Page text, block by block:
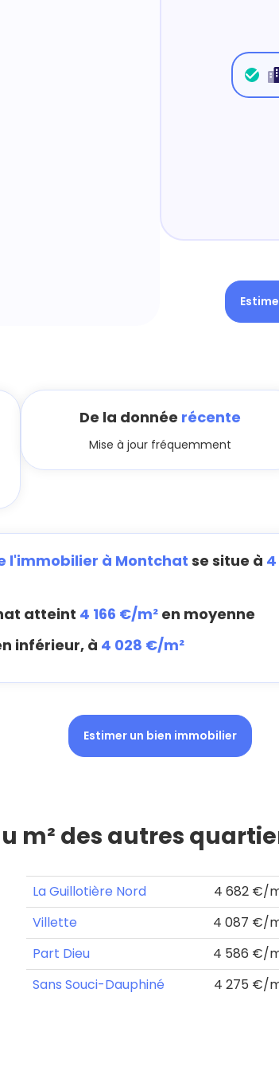
De la donnée récente
Mise à jour fréquemment
l'immobilier à Montchat se situe à
atteint 4 166 €/m² en moyenne
inférieur, à 4 028 €/m²
Estimer un bien immobilier
m² des autres
La Guillotière Nord
4 682 €/
Villette
4 087 €/
Part Dieu
4 586 €/
Sans Souci-Dauphiné
4 275 €/